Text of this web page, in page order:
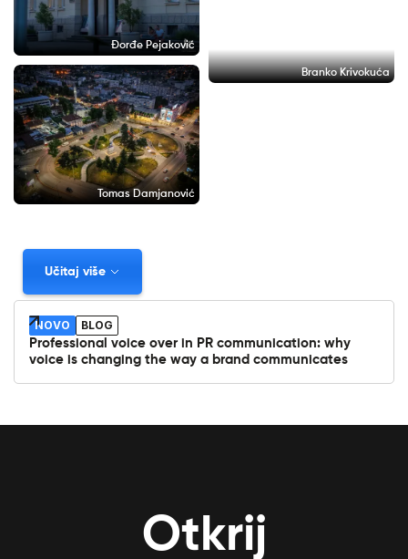
Đorđe Pejaković
Branko Krivokuća
Tomas Damjanović
Učitaj više
NOVO
BLOG
Professional voice over in PR communication: why
voice is changing the way a brand communicates
Otkrij